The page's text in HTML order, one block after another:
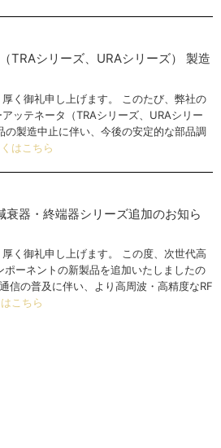
TRAシリーズ、URAシリーズ） 製造
く御礼申し上げます。 このたび、弊社の
ッテネータ（TRAシリーズ、URAシリー
の製造中止に伴い、今後の安定的な部品調
はこちら
衰器・終端器シリーズ追加のお知ら
く御礼申し上げます。 この度、次世代高
ポーネントの新製品を追加いたしましたの
信の普及に伴い、より高周波・高精度なRF
こちら